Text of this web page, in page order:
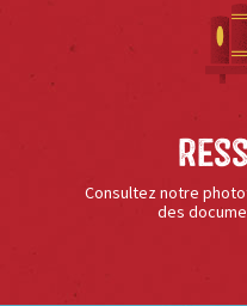
Consultez notre
des